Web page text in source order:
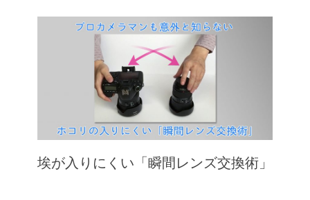
埃が入りにくい「瞬間レンズ交換術」